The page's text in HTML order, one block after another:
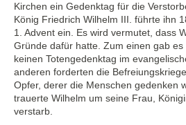
Kirchen ein Gedenktag für die
König Friedrich Wilhelm III. führte ihn
1. Advent ein. Es wird vermutet, dass
Gründe dafür hatte. Zum einen gab
keinen Totengedenktag im
anderen forderten die
Opfer, derer die Menschen gedenken
trauerte Wilhelm um seine Frau,
verstarb.